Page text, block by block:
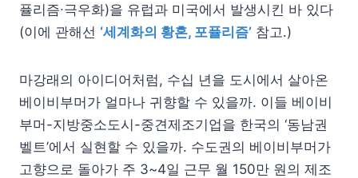
퓰리즘∙극우화)을 유럽과 미국에서 발생시킨 바 있다
(이에 관해선 ‘세계화의 황혼, 포퓰리즘’ 참고.)
마강래의 아이디어처럼, 수십 년을 도시에서 살아온
베이비부머가 얼마나 귀향할 수 있을까. 이들 베이비
부머-지방중소도시-중견제조기업을 한국의 ‘동남권
벨트’에서 실현할 수 있을까. 수도권의 베이비부머가
고향으로 돌아가 주 3~4일 근무 월 150만 원의 제조